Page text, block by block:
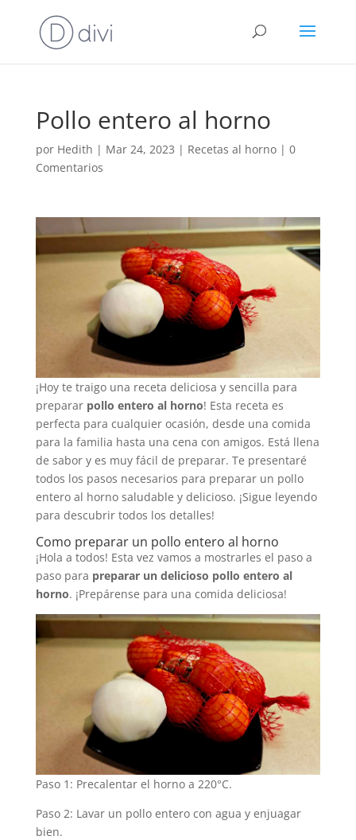
Pollo entero al horno
por Hedith | Mar 24, 2023 | Recetas al horno| 0
Comentarios
¡Hoy te traigo una receta deliciosa y sencilla para
preparar pollo entero al horno! Esta receta es
perfecta para cualquier ocasión, desde una comida
para la familia hasta una cena con amigos. Está llena
de sabor y es muy fácil de preparar. Te presentaré
todos los pasos necesarios para preparar un pollo
entero al horno saludable y delicioso. ¡Sigue leyendo
para descubrir todos los detalles!
Como preparar un pollo entero al horno
¡Hola a todos! Esta vez vamos a mostrarles el paso a
paso para preparar un delicioso pollo entero al
horno. ¡Prepárense para una comida deliciosa!
Paso 1: Precalentar el horno a 220°C.
Paso 2: Lavar un pollo entero con agua y enjuagar
bien.